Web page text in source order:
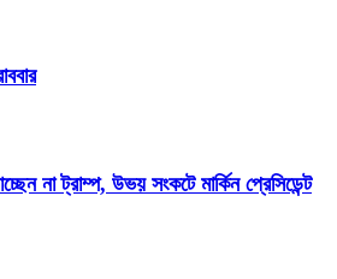
না ট্রাম্প, উভয় সংকটে মার্কিন প্রেসিডেন্ট